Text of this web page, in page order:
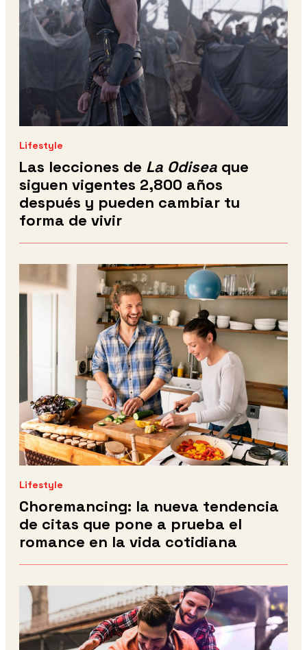
Lifestyle
Las lecciones de La Odisea que
siguen vigentes 2,800 años
después y pueden cambiar tu
forma de vivir
Lifestyle
Choremancing: la nueva tendencia
de citas que pone a prueba el
romance en la vida cotidiana